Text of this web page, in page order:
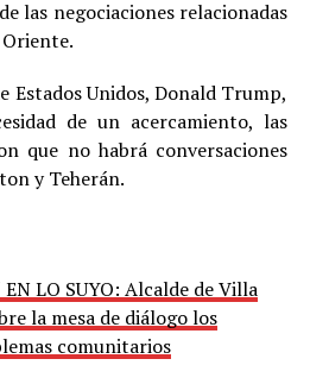
las negociaciones relacionadas
Estados Unidos, Donald Trump,
de un acercamiento, las
que no habrá conversaciones
y Teherán.
EN LO SUYO: Alcalde de Villa
la mesa de diálogo los
comunitarios